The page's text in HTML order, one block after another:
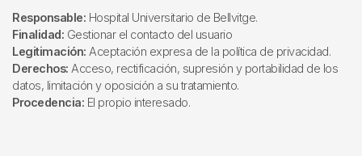
Responsable: Hospital Universitario de Bellvitge.
Finalidad: Gestionar el contacto del usuario
Legitimación: Aceptación expresa de la política de privacidad.
Derechos: Acceso, rectificación, supresión y portabilidad de los
datos, limitación y oposición a su tratamiento.
Procedencia: El propio interesado.